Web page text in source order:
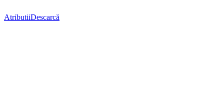
AtributiiDescarcă